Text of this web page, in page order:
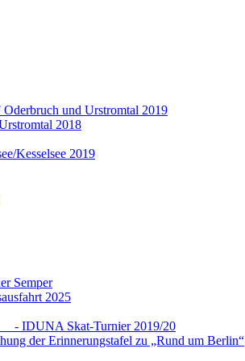
und Urstromtal 2019
2018
Kesselsee 2019
2025
Skat-Turnier 2019/20
Erinnerungstafel zu „Rund um Berlin“